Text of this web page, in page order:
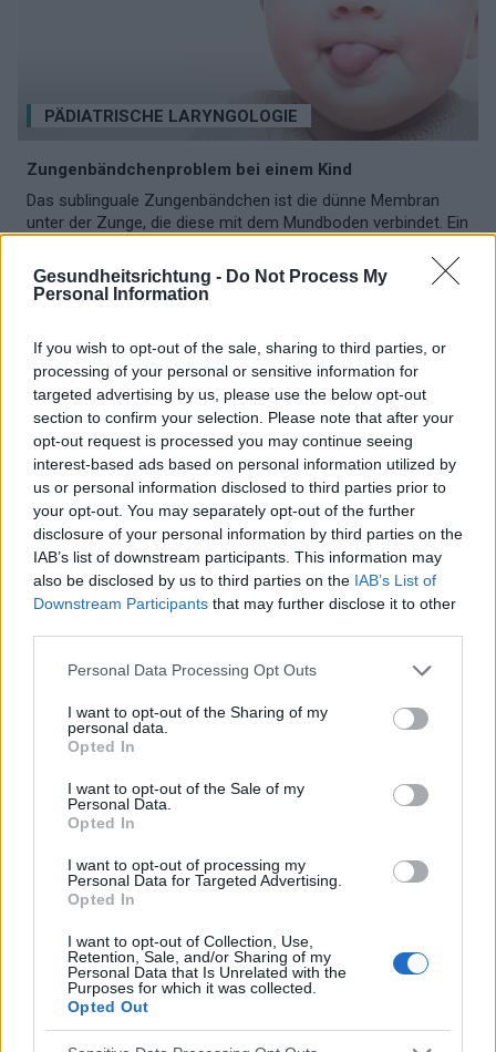
Gesundheitsrichtung - Do Not Process My
Personal Information
If you wish to opt-out of the sale, sharing to third parties, or
processing of your personal or sensitive information for
targeted advertising by us, please use the below opt-out
section to confirm your selection. Please note that after your
opt-out request is processed you may continue seeing
interest-based ads based on personal information utilized by
us or personal information disclosed to third parties prior to
your opt-out. You may separately opt-out of the further
disclosure of your personal information by third parties on the
IAB’s list of downstream participants. This information may
also be disclosed by us to third parties on the IAB’s List of
Downstream Participants that may further disclose it to other
Please note that this website/app uses one or more Google
not limited to your visit or usage behaviour. You may click to
grant or deny consent to Google and its third-party tags to
use your data for below specified purposes in below Google
consent section.
Personal Data Processing Opt Outs
I want to opt-out of the Sharing of my
personal data.
Opted In
I want to opt-out of the Sale of my
Personal Data.
Opted In
I want to opt-out of processing my
Personal Data for Targeted Advertising.
Opted In
I want to opt-out of Collection, Use,
Retention, Sale, and/or Sharing of my
Personal Data that Is Unrelated with the
Purposes for which it was collected.
Opted Out
PÄDIATRISCHE LARYNGOLOGIE
Zungenbändchenproblem bei einem Kind
Das sublinguale Zungenbändchen ist die dünne Membran
unter der Zunge, die diese mit dem Mundboden verbindet. Ein
Sprachentwicklung eines Kindes...
PÄDIATRISCHE LARYNGOLOGIE
Rhinosinusitis bei Kindern - Behandlung
Sie ist in erster Linie die Folge einer Virusinfektion und nur
ein kleiner Prozentsatz (5-13%) wird durch eine bakterielle
Superinfektion...